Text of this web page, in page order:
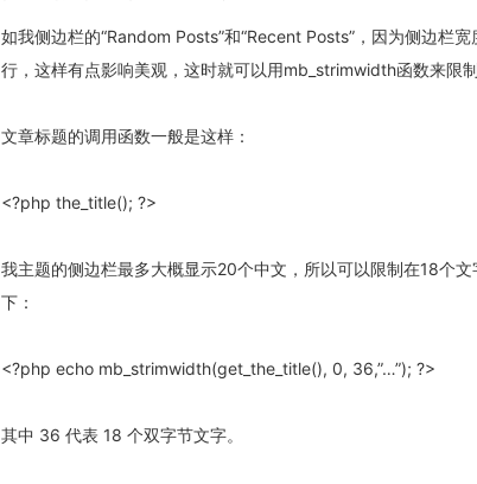
如我侧边栏的“Random Posts”和“Recent Posts”，因为侧边栏
行，这样有点影响美观，这时就可以用mb_strimwidth函数来限制
文章标题的调用函数一般是这样：
<?php the_title(); ?>
我主题的侧边栏最多大概显示20个中文，所以可以限制在18个
下：
<?php echo mb_strimwidth(get_the_title(), 0, 36,”…”); ?>
其中 36 代表 18 个双字节文字。